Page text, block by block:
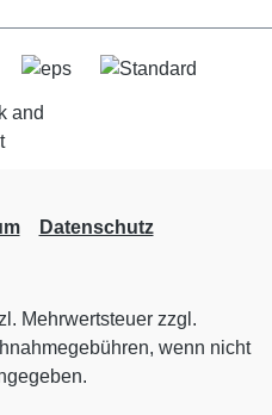
Datenschutz
Mehrwertsteuer zzgl.
wenn nicht